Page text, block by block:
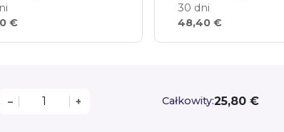
€
30 dni
48,40 €
– + Całkowity:25,80 €